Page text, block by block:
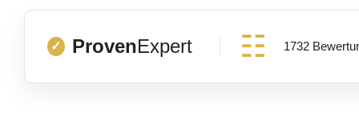
✓ ProvenExpert 1732